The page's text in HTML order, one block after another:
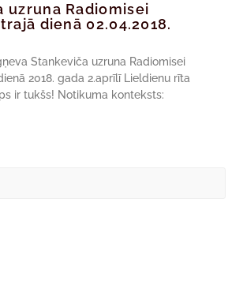
uzruna Radiomisei
dienā 02.04.2018.
Stankeviča uzruna Radiomisei
2018. gada 2.aprīlī Lieldienu rīta
ir tukšs! Notikuma konteksts: